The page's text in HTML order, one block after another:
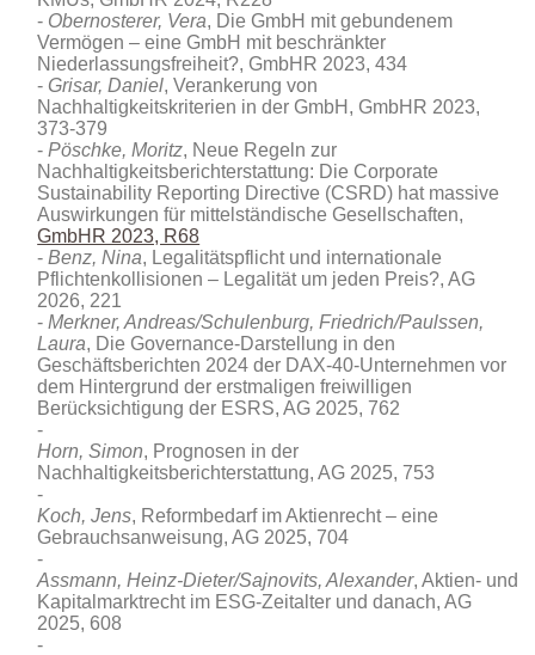
Obernosterer, Vera, Die GmbH mit gebundenem
Vermögen – eine GmbH mit beschränkter
Niederlassungsfreiheit?, GmbHR 2023, 434
Grisar, Daniel, Verankerung von
Nachhaltigkeitskriterien in der GmbH, GmbHR 2023,
373-379
Pöschke, Moritz, Neue Regeln zur
Nachhaltigkeitsberichterstattung: Die Corporate
Sustainability Reporting Directive (CSRD) hat massive
Auswirkungen für mittelständische Gesellschaften,
GmbHR 2023, R68
Benz, Nina, Legalitätspflicht und internationale
Pflichtenkollisionen – Legalität um jeden Preis?, AG
2026, 221
Merkner, Andreas/Schulenburg, Friedrich/Paulssen,
Laura, Die Governance-Darstellung in den
Geschäftsberichten 2024 der DAX‑40-Unternehmen vor
dem Hintergrund der erstmaligen freiwilligen
Berücksichtigung der ESRS, AG 2025, 762
Horn, Simon, Prognosen in der
Nachhaltigkeitsberichterstattung, AG 2025, 753
Koch, Jens, Reformbedarf im Aktienrecht – eine
Gebrauchsanweisung, AG 2025, 704
Assmann, Heinz-Dieter/Sajnovits, Alexander, Aktien- und
Kapitalmarktrecht im ESG‑Zeitalter und danach, AG
2025, 608